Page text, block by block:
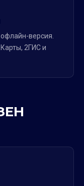
версия.
2ГИС и